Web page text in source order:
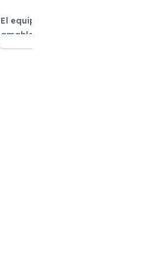
El equipo fue muy profesional y
amable durante todo el proceso. La
entrega del vehículo fue rapidísima